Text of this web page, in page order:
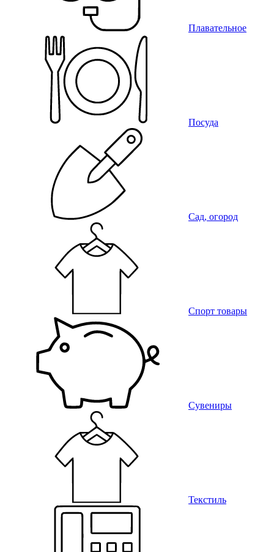
Плавательное
Посуда
Сад, огород
Спорт товары
Сувениры
Текстиль